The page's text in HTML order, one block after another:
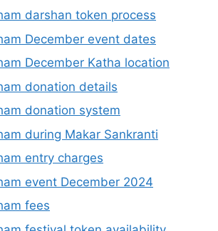
darshan token process
December event dates
December Katha location
donation details
donation system
during Makar Sankranti
entry charges
event December 2024
fees